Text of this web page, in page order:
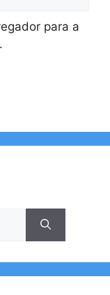
para a